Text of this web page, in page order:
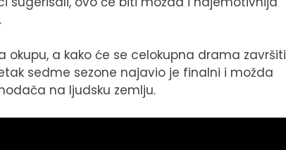
okupu, a kako će se celokupna drama završiti
sedme sezone najavio je finalni i možda
na ljudsku zemlju.